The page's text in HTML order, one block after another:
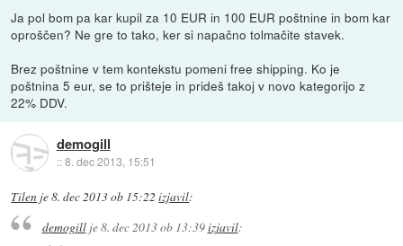
Ja pol bom pa kar kupil za 10 EUR in 100 EUR poštnine in bom kar
oproščen? Ne gre to tako, ker si napačno tolmačite stavek.
Brez poštnine v tem kontekstu pomeni free shipping. Ko je
poštnina 5 eur, se to prišteje in prideš takoj v novo kategorijo z
22% DDV.
demogill
::8. dec 2013, 15:51
Tilen je8. dec 2013 ob 15:22 izjavil:
demogillje8. dec 2013 ob 13:39izjavil: